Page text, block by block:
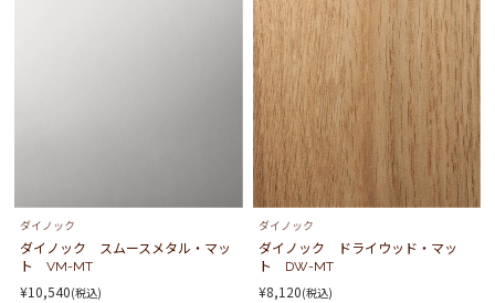
ダイノック
ダイノック スムースメタル・マッ
ト VM-MT
¥10,540(税込)
ダイノック
ダイノック ドライウッド・マッ
ト DW-MT
¥8,120(税込)